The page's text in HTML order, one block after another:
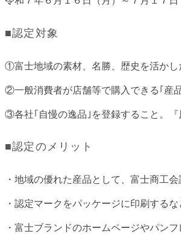
■認定対象
①富士地域の素材、名勝、歴史を活かし
②一般消費者が店舗等で購入できる｢産
③各社｢自慢の逸品｣を登録すること。『
■認定のメリット
・地域の優れた産品として、富士商工
・認定マークをパッケージに印刷する
・富士ブランドのホームページやパン